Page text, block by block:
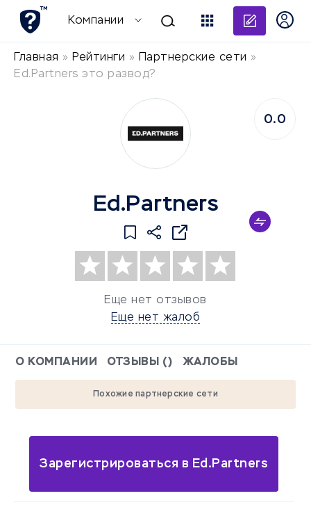
Компании
Главная » Рейтинги » Партнерские сети »
Ed.Partners это развод?
Ed.Partners
Еще нет отзывов
Еще нет жалоб
0.0
О КОМПАНИИ ОТЗЫВЫ () ЖАЛОБЫ
Похожие партнерские сети
Зарегистрироваться в Ed.Partners